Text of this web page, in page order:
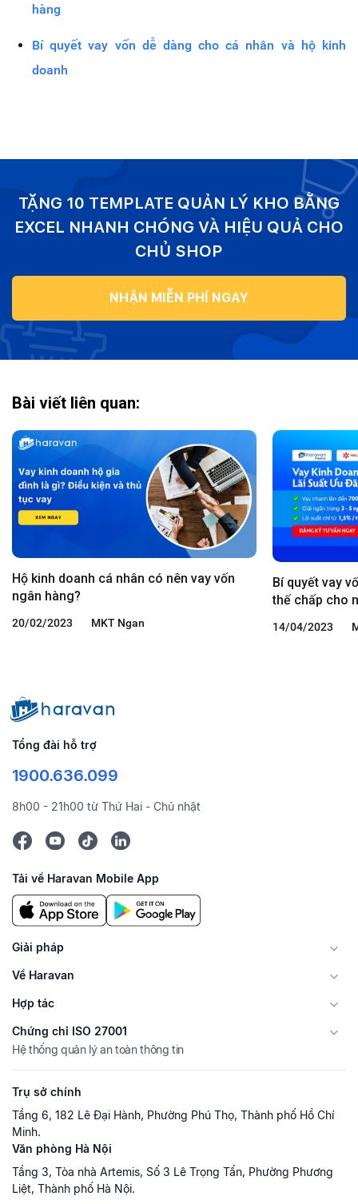
hàng
Bí quyết vay vốn dễ dàng cho cá nhân và hộ kinh
doanh
TẶNG 10 TEMPLATE QUẢN LÝ KHO BẰNG
EXCEL NHANH CHÓNG VÀ HIỆU QUẢ CHO
CHỦ SHOP
NHẬN MIỄN PHÍ NGAY
Bài viết liên quan:
Hộ kinh doanh cá nhân có nên vay vốn
ngân hàng?
20/02/2023 MKT Ngan
Bí quyết vay
thế chấp cho
14/04/2023
Tổng đài hỗ trợ
1900.636.099
8h00 - 21h00 từ Thứ Hai - Chủ nhật
Tải về Haravan Mobile App
Giải pháp
Về Haravan
Hợp tác
Chứng chỉ ISO 27001
Hệ thống quản lý an toàn thông tin
Trụ sở chính
Tầng 6, 182 Lê Đại Hành, Phường Phú Thọ, Thành phố Hồ Chí
Minh.
Văn phòng Hà Nội
Tầng 3, Tòa nhà Artemis, Số 3 Lê Trọng Tấn, Phường Phương
Liệt, Thành phố Hà Nội.